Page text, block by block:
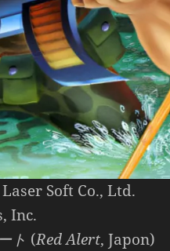
Soft Co., Ltd.
Inc.
ト (Red Alert, Japon)